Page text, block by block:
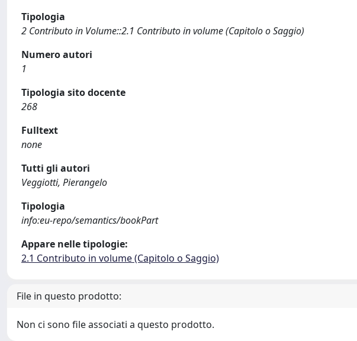
Tipologia
2 Contributo in Volume::2.1 Contributo in volume (Capitolo o Saggio)
Numero autori
1
Tipologia sito docente
268
Fulltext
none
Tutti gli autori
Veggiotti, Pierangelo
Tipologia
info:eu-repo/semantics/bookPart
Appare nelle tipologie:
2.1 Contributo in volume (Capitolo o Saggio)
File in questo prodotto:
Non ci sono file associati a questo prodotto.